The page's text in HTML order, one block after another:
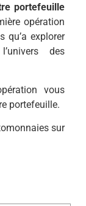
portefeuille
opération
qu’a explorer
des
vous
portefeuille.
sur